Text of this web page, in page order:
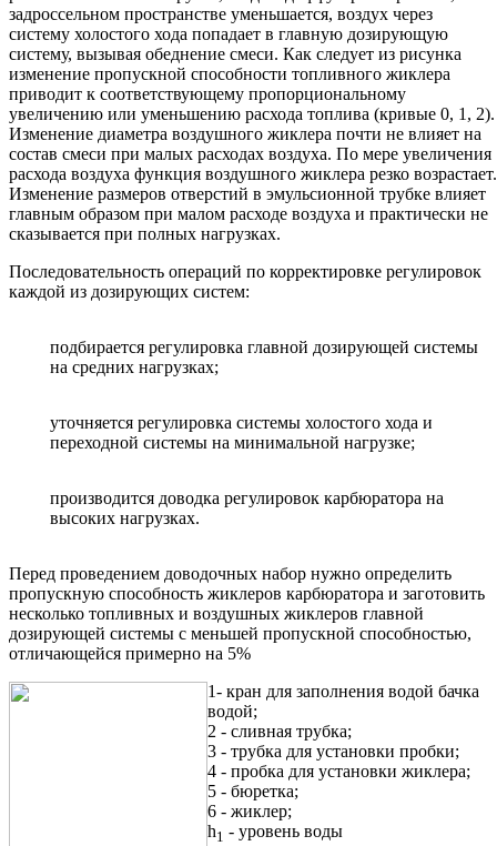
задроссельном пространстве уменьшается, воздух через
систему холостого хода попадает в главную дозирующую
систему, вызывая обеднение смеси. Как следует из рисунка
изменение пропускной способности топливного жиклера
приводит к соответствующему пропорциональному
увеличению или уменьшению расхода топлива (кривые 0, 1, 2).
Изменение диаметра воздушного жиклера почти не влияет на
состав смеси при малых расходах воздуха. По мере увеличения
расхода воздуха функция воздушного жиклера резко возрастает.
Изменение размеров отверстий в эмульсионной трубке влияет
главным образом при малом расходе воздуха и практически не
сказывается при полных нагрузках.
Последовательность операций по корректировке регулировок
каждой из дозирующих систем:
подбирается регулировка главной дозирующей системы
на средних нагрузках;
уточняется регулировка системы холостого хода и
переходной системы на минимальной нагрузке;
производится доводка регулировок карбюратора на
высоких нагрузках.
Перед проведением доводочных набор нужно определить
пропускную способность жиклеров карбюратора и заготовить
несколько топливных и воздушных жиклеров главной
дозирующей системы с меньшей пропускной способностью,
отличающейся примерно на 5%
1- кран для заполнения водой бачка
водой;
2 - сливная трубка;
3 - трубка для установки пробки;
4 - пробка для установки жиклера;
5 - бюретка;
6 - жиклер;
h1 - уровень воды